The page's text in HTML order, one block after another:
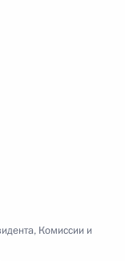
, Комиссии и